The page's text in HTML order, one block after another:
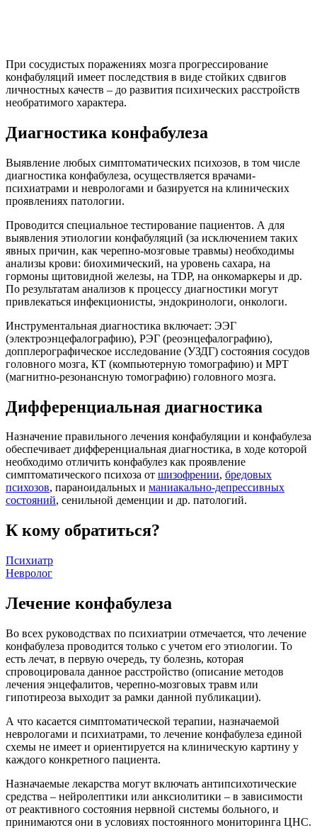
При сосудистых поражениях мозга прогрессирование
конфабуляций имеет последствия в виде стойких сдвигов
личностных качеств – до развития психических расстройств
необратимого характера.
Диагностика конфабулеза
Выявление любых симптоматических психозов, в том числе
диагностика конфабулеза, осуществляется врачами-
психиатрами и неврологами и базируется на клинических
проявлениях патологии.
Проводится специальное тестирование пациентов. А для
выявления этиологии конфабуляций (за исключением таких
явных причин, как черепно-мозговые травмы) необходимы
анализы крови: биохимический, на уровень сахара, на
гормоны щитовидной железы, на TDP, на онкомаркеры и др.
По результатам анализов к процессу диагностики могут
привлекаться инфекционисты, эндокринологи, онкологи.
Инструментальная диагностика включает: ЭЭГ
(электроэнцефалографию), РЭГ (реоэнцефалографию),
допплерографическое исследование (УЗДГ) состояния сосудов
головного мозга, КТ (компьютерную томографию) и МРТ
(магнитно-резонансную томографию) головного мозга.
Дифференциальная диагностика
Назначение правильного лечения конфабуляции и конфабулеза
обеспечивает дифференциальная диагностика, в ходе которой
необходимо отличить конфабулез как проявление
симптоматического психоза от шизофрении, бредовых
психозов, параноидальных и маниакально-депрессивных
состояний, сенильной деменции и др. патологий.
К кому обратиться?
Психиатр
Невролог
Лечение конфабулеза
Во всех руководствах по психиатрии отмечается, что лечение
конфабулеза проводится только с учетом его этиологии. То
есть лечат, в первую очередь, ту болезнь, которая
спровоцировала данное расстройство (описание методов
лечения энцефалитов, черепно-мозговых травм или
гипотиреоза выходит за рамки данной публикации).
А что касается симптоматической терапии, назначаемой
неврологами и психиатрами, то лечение конфабулеза единой
схемы не имеет и ориентируется на клиническую картину у
каждого конкретного пациента.
Назначаемые лекарства могут включать антипсихотические
средства – нейролептики или анксиолитики – в зависимости
от реактивного состояния нервной системы больного, и
принимаются они в условиях постоянного мониторинга ЦНС.